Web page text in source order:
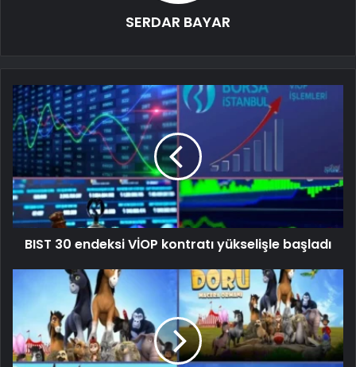
SERDAR BAYAR
BIST 30 endeksi VİOP kontratı yükselişle başladı